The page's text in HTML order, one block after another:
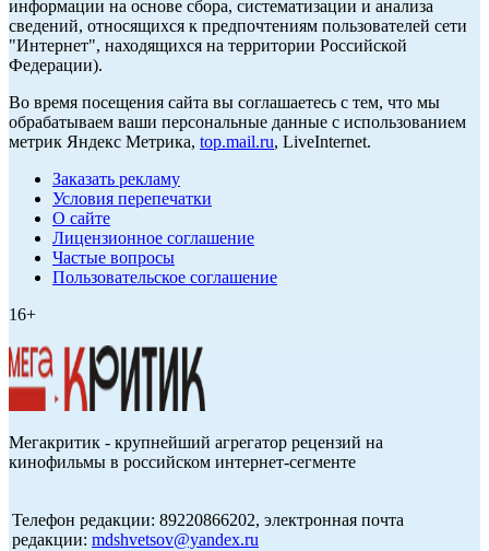
информации на основе сбора, систематизации и анализа
сведений, относящихся к предпочтениям пользователей сети
"Интернет", находящихся на территории Российской
Федерации).
Во время посещения сайта вы соглашаетесь с тем, что мы
обрабатываем ваши персональные данные с использованием
метрик Яндекс Метрика, top.mail.ru, LiveInternet.
Заказать рекламу
Условия перепечатки
О сайте
Лицензионное соглашение
Частые вопросы
Пользовательское соглашение
16+
Мегакритик - крупнейший агрегатор рецензий на
кинофильмы в российском интернет-сегменте
Телефон редакции: 89220866202, электронная почта
редакции: mdshvetsov@yandex.ru